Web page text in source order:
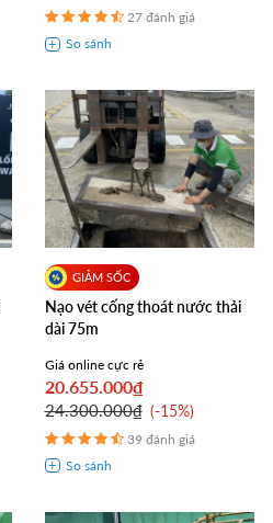
27 đánh giá
Nạo vét cống thoát nước thải
dài 75m
Giá online cực rẻ
20.655.000₫
24.300.000₫ -15%
39 đánh giá